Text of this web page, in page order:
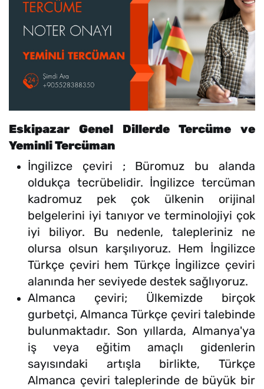
Eskipazar Genel Dillerde Tercüme ve
Yeminli Tercüman
İngilizce çeviri ; Büromuz bu alanda
oldukça tecrübelidir. İngilizce tercüman
kadromuz pek çok ülkenin orijinal
belgelerini iyi tanıyor ve terminolojiyi çok
iyi biliyor. Bu nedenle, talepleriniz ne
olursa olsun karşılıyoruz. Hem İngilizce
Türkçe çeviri hem Türkçe İngilizce çeviri
alanında her seviyede destek sağlıyoruz.
Almanca çeviri; Ülkemizde birçok
gurbetçi, Almanca Türkçe çeviri talebinde
bulunmaktadır. Son yıllarda, Almanya'ya
iş veya eğitim amaçlı gidenlerin
sayısındaki artışla birlikte, Türkçe
Almanca çeviri taleplerinde de büyük bir